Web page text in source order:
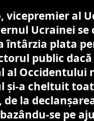
vicepremier al
Ucrainei
întârzia plata
public
al Occidentului
şi-a cheltuit
la
se pe